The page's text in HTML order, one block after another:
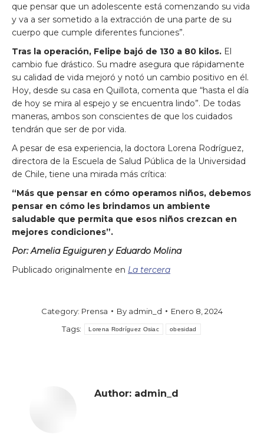
que pensar que un adolescente está comenzando su vida
y va a ser sometido a la extracción de una parte de su
cuerpo que cumple diferentes funciones”.
Tras la operación, Felipe bajó de 130 a 80 kilos. El
cambio fue drástico. Su madre asegura que rápidamente
su calidad de vida mejoró y notó un cambio positivo en él.
Hoy, desde su casa en Quillota, comenta que “hasta el día
de hoy se mira al espejo y se encuentra lindo”. De todas
maneras, ambos son conscientes de que los cuidados
tendrán que ser de por vida.
A pesar de esa experiencia, la doctora Lorena Rodríguez,
directora de la Escuela de Salud Pública de la Universidad
de Chile, tiene una mirada más crítica:
“Más que pensar en cómo operamos niños, debemos
pensar en cómo les brindamos un ambiente
saludable que permita que esos niños crezcan en
mejores condiciones”.
Por: Amelia Eguiguren y Eduardo Molina
Publicado originalmente en La tercera
Category: Prensa By admin_d
Enero 8, 2024
Tags:
Lorena Rodríguez Osiac obesidad
Author: admin_d